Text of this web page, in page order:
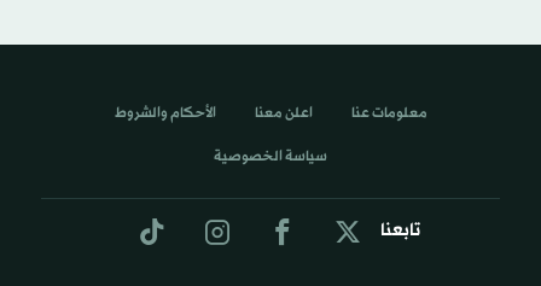
تابعنا
معلومات عنا اعلن معنا الأحكام والشروط
سياسة الخصوصية